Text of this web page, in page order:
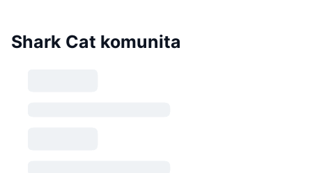
Shark Cat komunita